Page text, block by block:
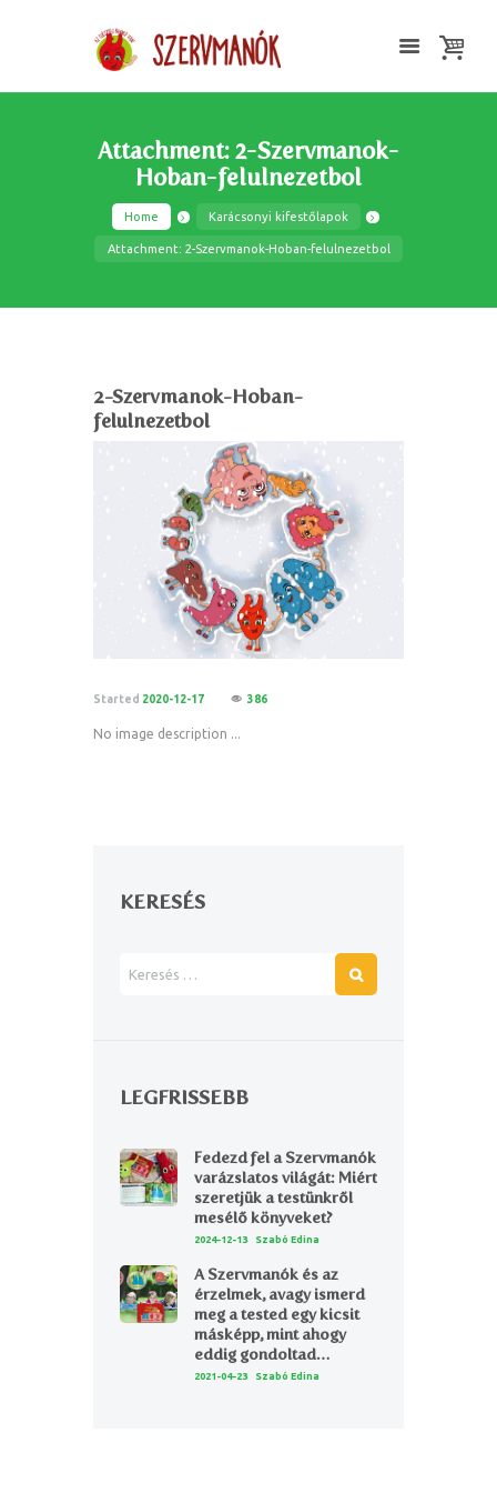
Attachment: 2-Szervmanok-
Hoban-felulnezetbol
Home Karácsonyi kifestőlapok
Attachment: 2-Szervmanok-Hoban-felulnezetbol
2-Szervmanok-Hoban-
felulnezetbol
Started 2020-12-17 386
No image description ...
KERESÉS
LEGFRISSEBB
Fedezd fel a Szervmanók
varázslatos világát: Miért
szeretjük a testünkről
mesélő könyveket?
2024-12-13 Szabó Edina
A Szervmanók és az
érzelmek, avagy ismerd
meg a tested egy kicsit
másképp, mint ahogy
eddig gondoltad…
2021-04-23 Szabó Edina